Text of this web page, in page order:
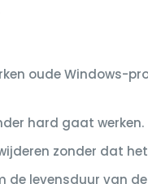
oude Windows-
hard gaat werken.
zonder dat
levensduur van